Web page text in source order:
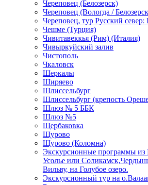
Череповец (Белозерск)
Череповец (Вологда /
Череповец, тур Русский север:
Чешме (Турция)
Чивитавеккья (Рим) (Италия)
Чивыркуйский залив
Чистополь
Чкаловск
Шеркалы
Ширяево
Шлиссельбург
Шлиссельбург (крепость
Шлюз № 5 ББК
Шлюз №5
Щербаковка
Щурово
Щурово (Коломна)
Экскурсионные программы из
Усолье или
Вильву, на Голубое озеро.
Экскурсионный тур на